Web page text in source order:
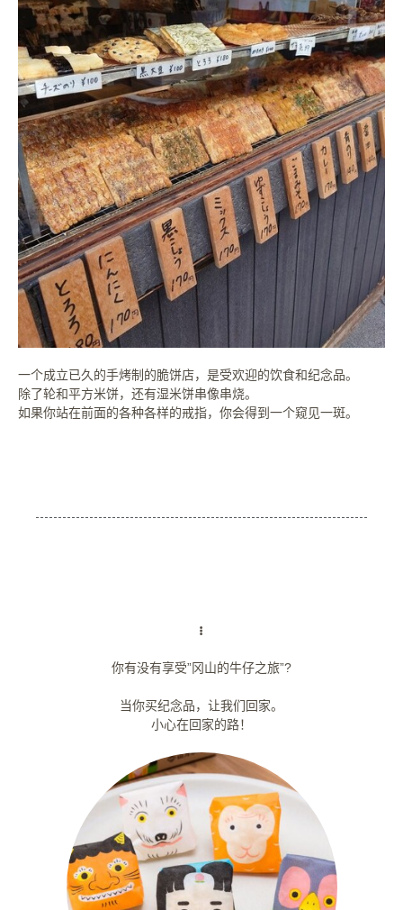
一个成立已久的手烤制的脆饼店，是受欢迎的饮食和纪念品。
除了轮和平方米饼，还有湿米饼串像串烧。
如果你站在前面的各种各样的戒指，你会得到一个窥见一斑。
你有没有享受”冈山的牛仔之旅”?
当你买纪念品，让我们回家。
小心在回家的路！